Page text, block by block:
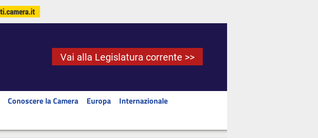
Vai alla Legislatura corrente >>
Conoscere la Camera Europa
Internazionale